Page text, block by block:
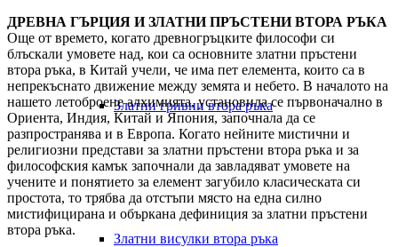
Златни гривни втора ръка
Златни висулки втора ръка
ДРЕВНА ГЪРЦИЯ И ЗЛАТНИ ПРЪСТЕНИ ВТОРА РЪКА
Още от времето, когато древногръцките философи си
блъскали умовете над, кои са основните златни пръстени
втора ръка, в Китай учели, че има пет елемента, които са в
непрекъснато движение между земята и небето. В началото на
нашето летоброене алхимията, установила се първоначално в
Ориента, Индия, Китай и Япония, започнала да се
разпространява и в Европа. Когато нейните мистични и
религиозни представи за златни пръстени втора ръка и за
философския камък започнали да завладяват умовете на
учените и понятието за елемент загубило класическата си
простота, то трябва да отстъпи място на една силно
мистифицирана и объркана дефиниция за златни пръстени
втора ръка.